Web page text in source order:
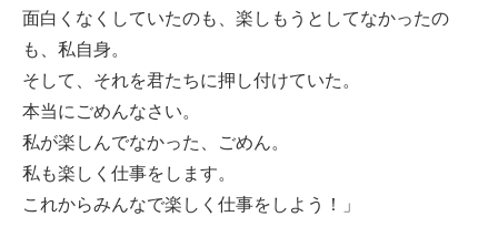
面白くなくしていたのも、楽しもうとしてなかったの
も、私自身。
そして、それを君たちに押し付けていた。
本当にごめんなさい。
私が楽しんでなかった、ごめん。
私も楽しく仕事をします。
これからみんなで楽しく仕事をしよう！」